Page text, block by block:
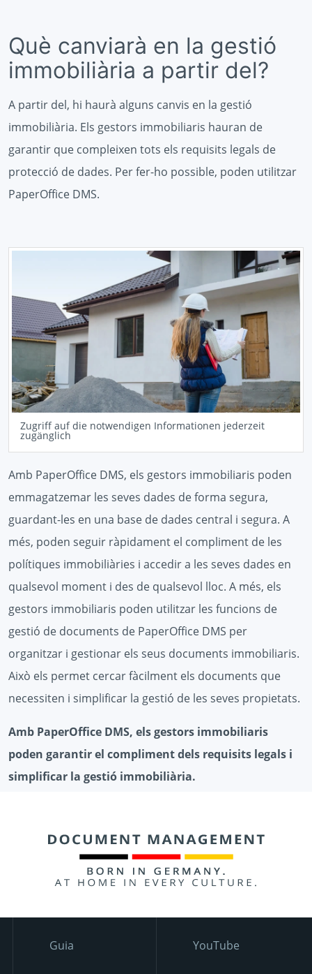
Què canviarà en la gestió
immobiliària a partir del?
A partir del, hi haurà alguns canvis en la gestió
immobiliària. Els gestors immobiliaris hauran de
garantir que compleixen tots els requisits legals de
protecció de dades. Per fer-ho possible, poden utilitzar
PaperOffice DMS.
Zugriff auf die notwendigen Informationen jederzeit
zugänglich
Amb PaperOffice DMS, els gestors immobiliaris poden
emmagatzemar les seves dades de forma segura,
guardant-les en una base de dades central i segura. A
més, poden seguir ràpidament el compliment de les
polítiques immobiliàries i accedir a les seves dades en
qualsevol moment i des de qualsevol lloc. A més, els
gestors immobiliaris poden utilitzar les funcions de
gestió de documents de PaperOffice DMS per
organitzar i gestionar els seus documents immobiliaris.
Això els permet cercar fàcilment els documents que
necessiten i simplificar la gestió de les seves propietats.
Amb PaperOffice DMS, els gestors immobiliaris
poden garantir el compliment dels requisits legals i
simplificar la gestió immobiliària.
Guia YouTube